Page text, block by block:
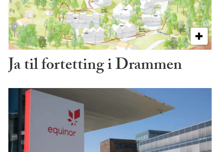
Ja til fortetting i Drammen